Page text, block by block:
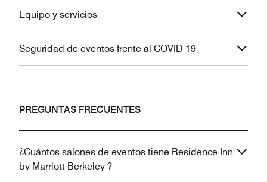
Equipo y servicios
Seguridad de eventos frente al COVID-19
PREGUNTAS FRECUENTES
¿Cuántos salones de eventos tiene Residence Inn
by Marriott Berkeley ?